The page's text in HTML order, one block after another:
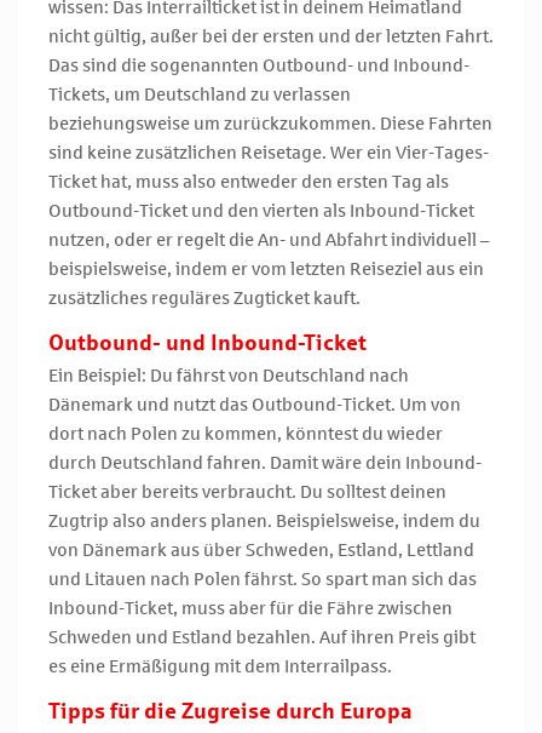
wissen: Das Interrailticket ist in deinem Heimatland
nicht gültig, außer bei der ersten und der letzten Fahrt.
Das sind die sogenannten Outbound- und Inbound-
Tickets, um Deutschland zu verlassen
beziehungsweise um zurückzukommen. Diese Fahrten
sind keine zusätzlichen Reisetage. Wer ein Vier-Tages-
Ticket hat, muss also entweder den ersten Tag als
Outbound-Ticket und den vierten als Inbound-Ticket
nutzen, oder er regelt die An- und Abfahrt individuell –
beispielsweise, indem er vom letzten Reiseziel aus ein
zusätzliches reguläres Zugticket kauft.
Outbound- und Inbound-Ticket
Ein Beispiel: Du fährst von Deutschland nach
Dänemark und nutzt das Outbound-Ticket. Um von
dort nach Polen zu kommen, könntest du wieder
durch Deutschland fahren. Damit wäre dein Inbound-
Ticket aber bereits verbraucht. Du solltest deinen
Zugtrip also anders planen. Beispielsweise, indem du
von Dänemark aus über Schweden, Estland, Lettland
und Litauen nach Polen fährst. So spart man sich das
Inbound-Ticket, muss aber für die Fähre zwischen
Schweden und Estland bezahlen. Auf ihren Preis gibt
es eine Ermäßigung mit dem Interrailpass.
Tipps für die Zugreise durch Europa